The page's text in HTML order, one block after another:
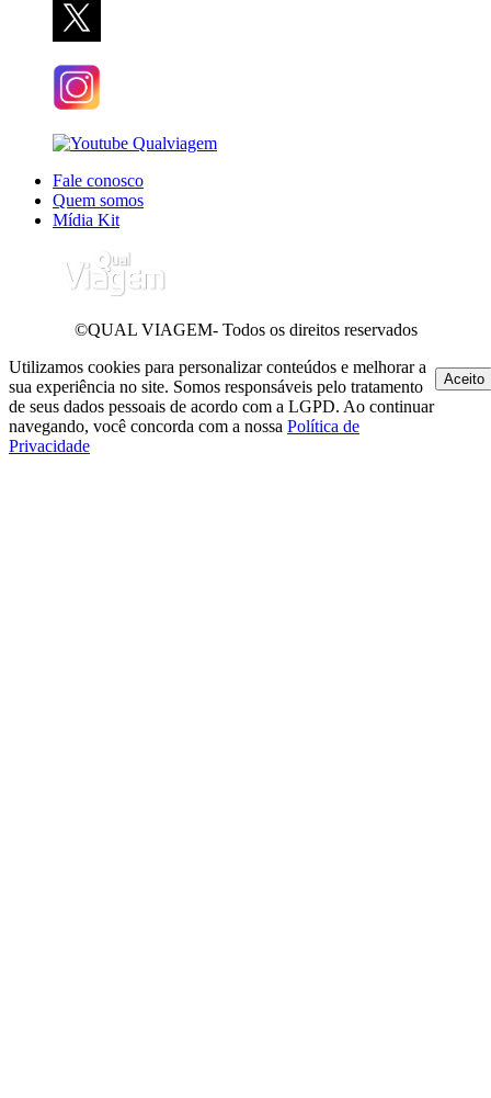
Fale conosco
Quem somos
Mídia Kit
©QUAL VIAGEM- Todos os direitos reservados
Utilizamos cookies para personalizar conteúdos e melhorar a
sua experiência no site. Somos responsáveis pelo tratamento
de seus dados pessoais de acordo com a LGPD. Ao continuar
navegando, você concorda com a nossa Política de
Privacidade
Aceito